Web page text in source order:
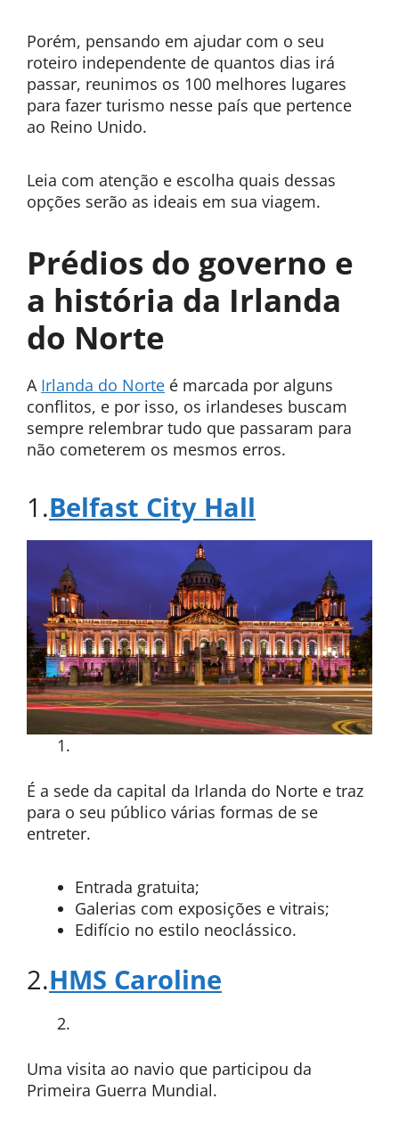
Porém, pensando em ajudar com o seu
roteiro independente de quantos dias irá
passar, reunimos os 100 melhores lugares
para fazer turismo nesse país que pertence
ao Reino Unido.
Leia com atenção e escolha quais dessas
opções serão as ideais em sua viagem.
Prédios do governo e
a história da Irlanda
do Norte
A Irlanda do Norte é marcada por alguns
conflitos, e por isso, os irlandeses buscam
sempre relembrar tudo que passaram para
não cometerem os mesmos erros.
1.Belfast City Hall
É a sede da capital da Irlanda do Norte e traz
para o seu público várias formas de se
entreter.
Entrada gratuita;
Galerias com exposições e vitrais;
Edifício no estilo neoclássico.
2.HMS Caroline
Uma visita ao navio que participou da
Primeira Guerra Mundial.